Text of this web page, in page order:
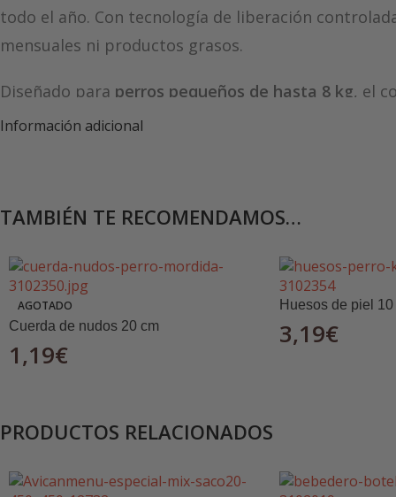
todo el año. Con tecnología de liberación
mensuales ni productos grasos.
Diseñado para perros pequeños de hasta 8 kg, el
para el entorno familiar
🛡️Hasta 8 meses de protección continua
🐾 Especial para perros pequeños (hasta 8 kg)
🚿Resistente al agua – no pierde eficacia si se moja
🌿 Sin olor ni textura grasa
✔️Altamente tolerado y seguro
🎯 Beneficios:
Información adicional
TAMBIÉN TE RECOMENDAMOS…
AGOTADO
Cuerda de nudos 20 cm
1,19€
Huesos de piel
3,19€
PRODUCTOS RELACIONADOS